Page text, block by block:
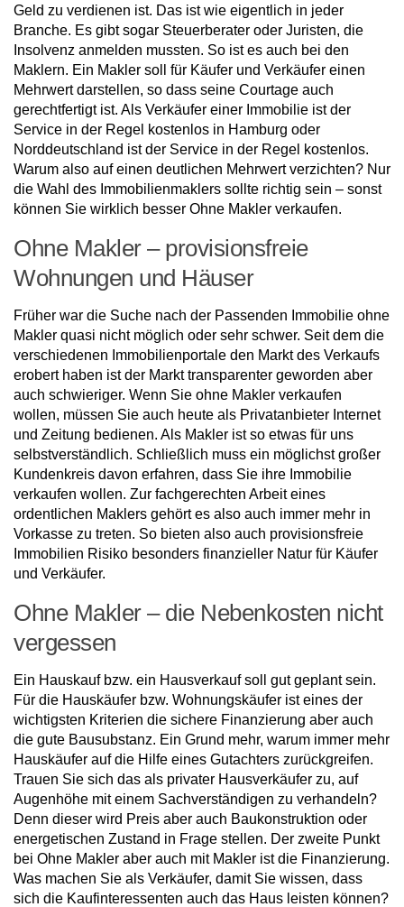
Geld zu verdienen ist. Das ist wie eigentlich in jeder
Branche. Es gibt sogar Steuerberater oder Juristen, die
Insolvenz anmelden mussten. So ist es auch bei den
Maklern. Ein Makler soll für Käufer und Verkäufer einen
Mehrwert darstellen, so dass seine Courtage auch
gerechtfertigt ist. Als Verkäufer einer Immobilie ist der
Service in der Regel kostenlos in Hamburg oder
Norddeutschland ist der Service in der Regel kostenlos.
Warum also auf einen deutlichen Mehrwert verzichten? Nur
die Wahl des Immobilienmaklers sollte richtig sein – sonst
können Sie wirklich besser Ohne Makler verkaufen.
Ohne Makler – provisionsfreie
Wohnungen und Häuser
Früher war die Suche nach der Passenden Immobilie ohne
Makler quasi nicht möglich oder sehr schwer. Seit dem die
verschiedenen Immobilienportale den Markt des Verkaufs
erobert haben ist der Markt transparenter geworden aber
auch schwieriger. Wenn Sie ohne Makler verkaufen
wollen, müssen Sie auch heute als Privatanbieter Internet
und Zeitung bedienen. Als Makler ist so etwas für uns
selbstverständlich. Schließlich muss ein möglichst großer
Kundenkreis davon erfahren, dass Sie ihre Immobilie
verkaufen wollen. Zur fachgerechten Arbeit eines
ordentlichen Maklers gehört es also auch immer mehr in
Vorkasse zu treten. So bieten also auch provisionsfreie
Immobilien Risiko besonders finanzieller Natur für Käufer
und Verkäufer.
Ohne Makler – die Nebenkosten nicht
vergessen
Ein Hauskauf bzw. ein Hausverkauf soll gut geplant sein.
Für die Hauskäufer bzw. Wohnungskäufer ist eines der
wichtigsten Kriterien die sichere Finanzierung aber auch
die gute Bausubstanz. Ein Grund mehr, warum immer mehr
Hauskäufer auf die Hilfe eines Gutachters zurückgreifen.
Trauen Sie sich das als privater Hausverkäufer zu, auf
Augenhöhe mit einem Sachverständigen zu verhandeln?
Denn dieser wird Preis aber auch Baukonstruktion oder
energetischen Zustand in Frage stellen. Der zweite Punkt
bei Ohne Makler aber auch mit Makler ist die Finanzierung.
Was machen Sie als Verkäufer, damit Sie wissen, dass
sich die Kaufinteressenten auch das Haus leisten können?